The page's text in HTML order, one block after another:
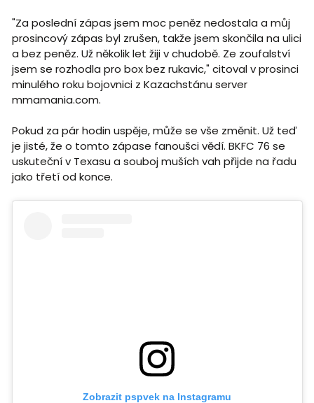
"Za poslední zápas jsem moc peněz nedostala a můj
prosincový zápas byl zrušen, takže jsem skončila na ulici
a bez peněz. Už několik let žiji v chudobě. Ze zoufalství
jsem se rozhodla pro box bez rukavic," citoval v prosinci
minulého roku bojovnici z Kazachstánu server
mmamania.com.
Pokud za pár hodin uspěje, může se vše změnit. Už teď
je jisté, že o tomto zápase fanoušci vědí. BKFC 76 se
uskuteční v Texasu a souboj muších vah přijde na řadu
jako třetí od konce.
Zobrazit pspvek na Instagramu